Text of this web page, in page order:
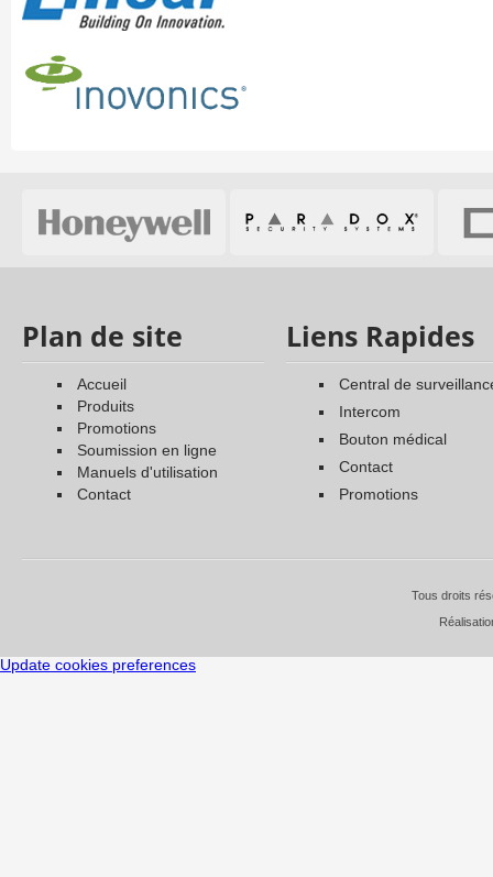
Plan de site
accueil
produits
promotions
soumission en ligne
manuels d'utilisation
contact
Liens Rapides
central de
intercom
bouton médical
contact
promotions
Tous droits
Update cookies preferences